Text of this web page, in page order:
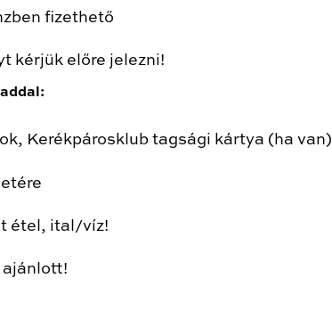
fizethető
kérjük előre jelezni!
Kerékpárosklub tagsági kártya (ha van)
étel, ital/víz!
ajánlott!